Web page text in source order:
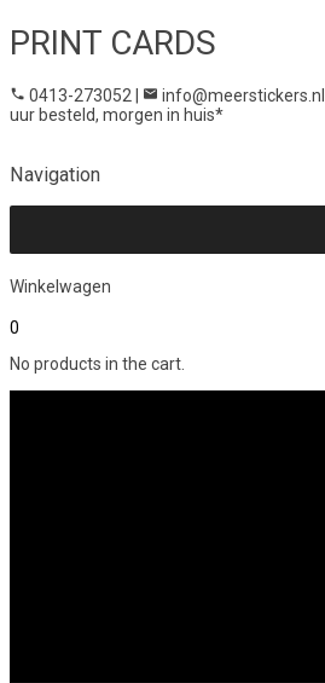
PRINT CARDS
0413-273052 | info@meerstickers.nl
uur besteld, morgen in huis*
Navigation
Winkelwagen
0
No products in the cart.